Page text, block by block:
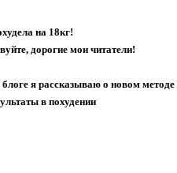
на 18кг!
дорогие мои читатели!
я рассказываю о новом методе
в похудении